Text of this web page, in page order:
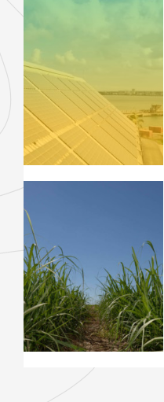
Zona de foco
Biomassa